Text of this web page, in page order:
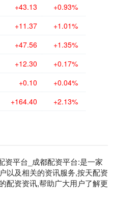
+43.13 +0.93%
+11.37 +1.01%
+47.56 +1.35%
+12.30 +0.17%
+0.10 +0.04%
+164.40 +2.13%
资平台_成都配资平台:是一家
以及相关的资讯服务,按天配资
配资资讯,帮助广大用户了解更